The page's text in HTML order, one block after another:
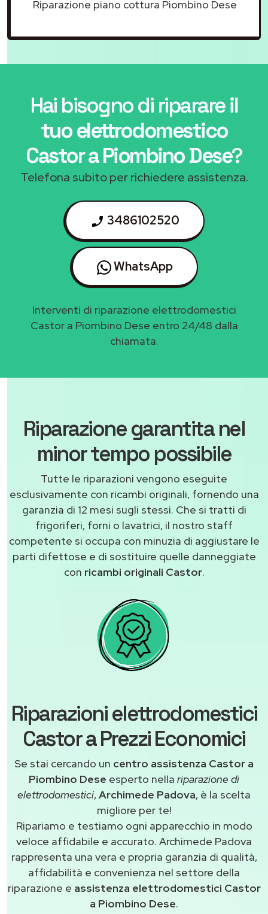
Riparazione piano cottura Piombino Dese
Hai bisogno di riparareil
tuo elettrodomestico
Castor a Piombino Dese?
Telefona subito per richiedere assistenza.
3486102520
WhatsApp
Interventi di riparazione elettrodomestici
Castor a Piombino Dese entro 24/48 dalla
chiamata.
Riparazione garantita nel
minor tempo possibile
Tutte le riparazioni vengono eseguite
esclusivamente con ricambi originali, fornendo una
garanzia di 12 mesi sugli stessi. Che si tratti di
frigoriferi, forni o lavatrici, il nostro staff
competente si occupa con minuzia di aggiustare le
parti difettose e di sostituire quelle danneggiate
con ricambi originali Castor.
Riparazioni elettrodomestici
Castor a Prezzi Economici
Se stai cercando un centro assistenza Castor a
Piombino Dese esperto nella riparazione di
elettrodomestici,Archimede Padova, è la scelta
migliore per te!
Ripariamo e testiamo ogni apparecchio in modo
veloce affidabile e accurato. Archimede Padova
rappresenta una vera e propria garanzia di qualità,
affidabilità e convenienza nel settore della
riparazione e assistenza elettrodomestici Castor
a Piombino Dese.